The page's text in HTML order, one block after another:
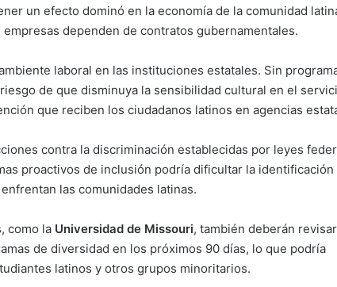
un efecto dominó en la economía de la comunidad
dependen de contratos gubernamentales.
laboral en las instituciones estatales. Sin
de que disminuya la sensibilidad cultural en el
que reciben los ciudadanos latinos en agencias
contra la discriminación establecidas por leyes
proactivos de inclusión podría dificultar la identificación
las comunidades latinas.
como la Universidad de Missouri, también deberán
de diversidad en los próximos 90 días, lo que podría
latinos y otros grupos minoritarios.